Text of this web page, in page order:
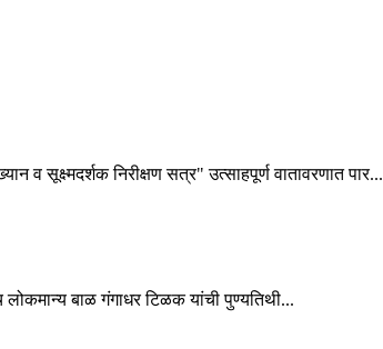
व सूक्ष्मदर्शक निरीक्षण सत्र" उत्साहपूर्ण वातावरणात पार...
बाळ गंगाधर टिळक यांची पुण्यतिथी...